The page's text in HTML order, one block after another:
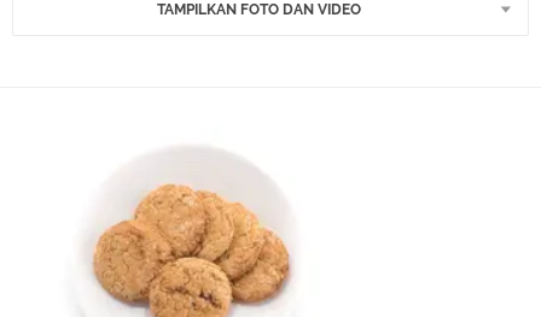
TAMPILKAN FOTO DAN VIDEO